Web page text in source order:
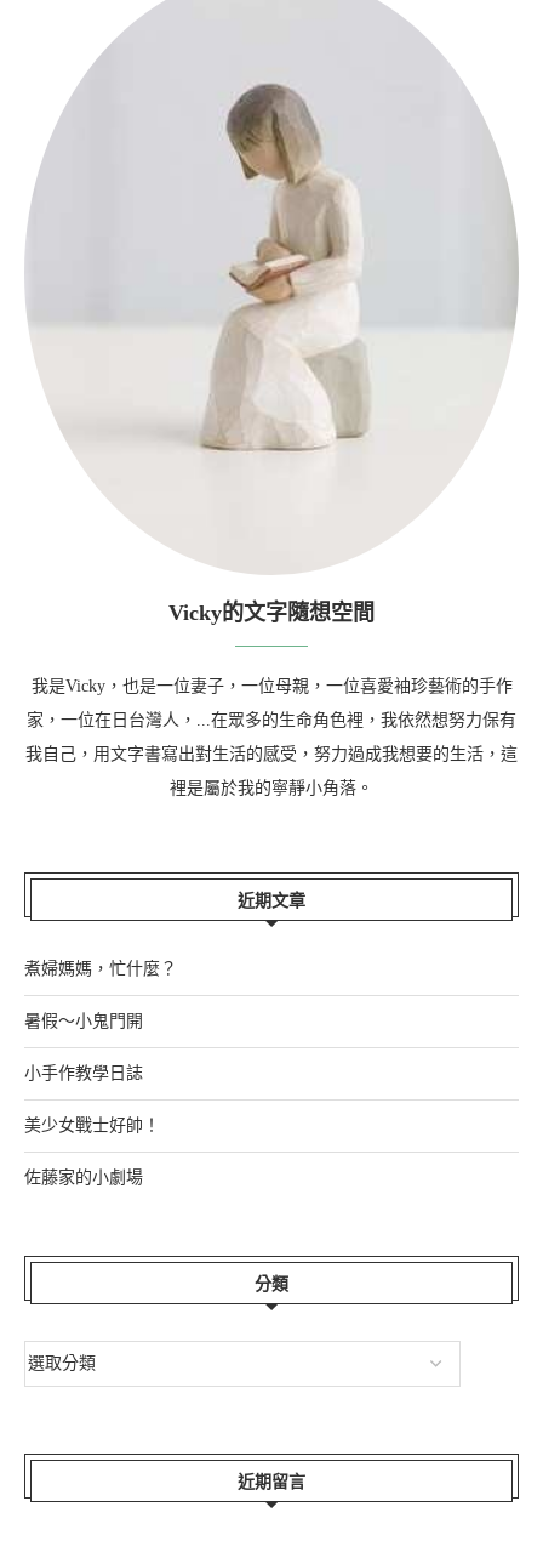
Vicky的文字隨想空間
我是Vicky，也是一位妻子，一位母親，一位喜愛袖珍藝術的手作
家，一位在日台灣人，...在眾多的生命角色裡，我依然想努力保有
我自己，用文字書寫出對生活的感受，努力過成我想要的生活，這
裡是屬於我的寧靜小角落。
近期文章
煮婦媽媽，忙什麼？
暑假～小鬼門開
小手作教學日誌
美少女戰士好帥！
佐藤家的小劇場
分類
近期留言